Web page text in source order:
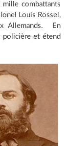
combattants
Louis Rossel,
Allemands. En
policière et étend